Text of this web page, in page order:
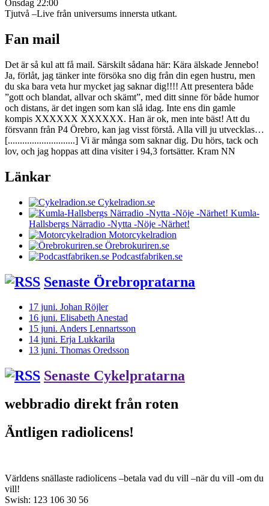
Onsdag 22:00
Tjutvå –Live från universums innersta utkant.
Fan mail
Det är så kul att få mail. Särskilt sådana här: Kära älskade Jennebo!
Ja, förlåt, jag tänker inte försöka sno dig från din egen hustru, men
du ska bara veta hur mycket jag saknar dig!!!! Att presentera både
”gott och blandat, allvar och skämt”, med ditt sinne för både humor
och distans, är det ingen som kan slå idag. Inte ens din gamle
kompis XXXXXX XXXXXX. Han är ok, men inte bäst! Att du
försvann från P4 Örebro, kan jag visst förstå. Alla vill ju utvecklas…
[............................] Vi är många som saknar dig. Du hörs, tack och
lov, och jag hoppas att dina visiter i 94,3 fortsätter. Kram NN
Länkar
Cykelradion.se
Kumla-
Hallsbergs Närradio -Nytta -Nöje -Närhet!
Motorcykelradion
Örebrokuriren.se
Podcastfabriken.se
Senaste Örebropratarna
17 juni. Johan Röjler
16 juni. Elisabeth Anestad
15 juni. Anders Lennartsson
14 juni. Erja Lukkarila
13 juni. Thomas Oredsson
Senaste Cykelpratarna
webbradio direkt från roten
Äntligen radiolicens!
Världens snällaste radiolicens –betala vad du vill –när du vill -om du
vill!
Swish: 123 106 30 56